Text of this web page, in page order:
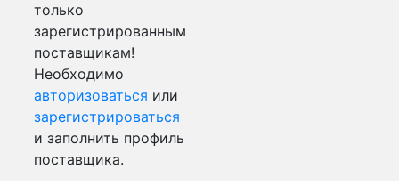
только
зарегистрированным
поставщикам!
Необходимо
авторизоваться или
зарегистрироваться
и заполнить профиль
поставщика.